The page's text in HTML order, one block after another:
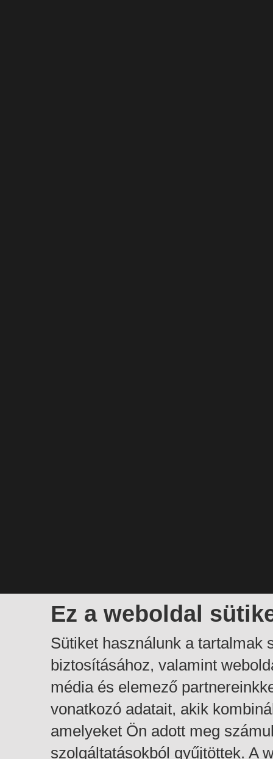
Ez a weboldal
Sütiket használunk a tartalmak
biztosításához, valamint
média és elemező
vonatkozó adatait, akik
amelyeket Ön adott meg
szolgáltatásokból gyűjtöttek. A